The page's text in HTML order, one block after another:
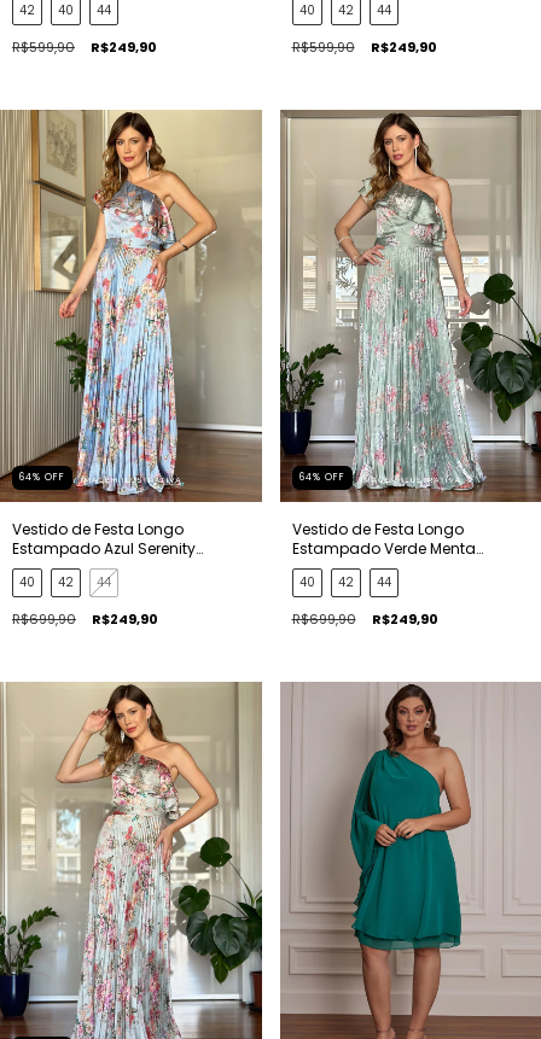
42 40 44
R$599,90 R$249,90
40 42 44
R$599,90 R$249,90
64% OFF
Vestido de Festa Longo
Estampado Azul Serenity
Raquel
40 42 44
R$699,90 R$249,90
64% OFF
Vestido de Festa Longo
Estampado Verde Menta
Raquel
40 42 44
R$699,90 R$249,90